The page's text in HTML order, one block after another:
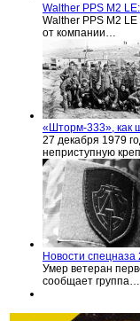
Walther PPS M2
Walther PPS M2
от компании…
«Шторм-333», как
27 декабря 1979
неприступную
Новости спецназа
Умер ветеран
сообщает группа…